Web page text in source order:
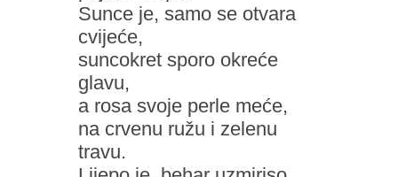
Sunce je, samo se otvara
cvijeće,
suncokret sporo okreće
glavu,
a rosa svoje perle meće,
na crvenu ružu i zelenu
travu.